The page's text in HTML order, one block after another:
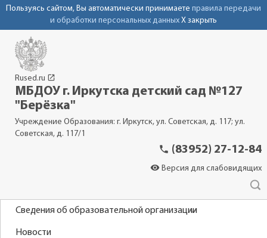
Пользуясь сайтом, Вы автоматически принимаете правила передачи
и обработки персональных данных X закрыть
Rused.ru launch
МБДОУ г. Иркутска детский сад №127
"Берёзка"
Учреждение Образования: г. Иркутск, ул. Советская, д. 117; ул.
Советская, д. 117/1
phone (83952) 27-12-84
visibility Версия для слабовидящих
Сведения об образовательной организации
Новости